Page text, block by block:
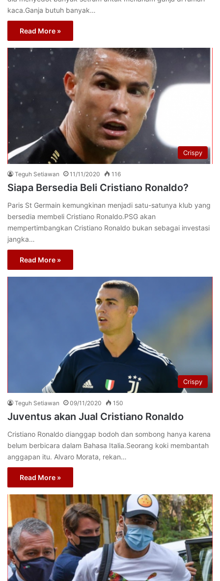
kaca.Ganja butuh banyak…
Read More »
Crispy
Teguh Setiawan 11/11/2020 116
Siapa Bersedia Beli Cristiano Ronaldo?
Paris St Germain kemungkinan menjadi satu-satunya klub yang
bersedia membeli Cristiano Ronaldo.PSG akan
mempertimbangkan Cristiano Ronaldo bukan sebagai investasi
jangka…
Read More »
Crispy
Teguh Setiawan 09/11/2020 150
Juventus akan Jual Cristiano Ronaldo
Cristiano Ronaldo dianggap bodoh dan sombong hanya karena
belum berbicara dalam Bahasa Italia.Seorang koki membantah
anggapan itu. Alvaro Morata, rekan…
Read More »